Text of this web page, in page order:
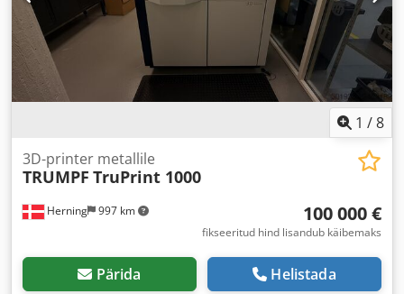
1 /8
Herning 997 km
3D-printer metallile
TRUMPF TruPrint 1000
100 000 €
fikseeritud hind lisandub käibemaks
Pärida Helistada